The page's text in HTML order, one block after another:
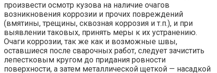
произвести осмотр кузова на наличие очагов
возникновения коррозии и прочих повреждений
(вмятины, трещины, сквозная коррозия и т.п.), и при
выявлении таковых, принять меры к их устранению.
Очаги коррозии, так же как и возможные швы,
оставшиеся после сварочных работ, следует зачистить
лепестковым кругом до придания ровности
поверхности, а затем металлической щеткой — насадкой